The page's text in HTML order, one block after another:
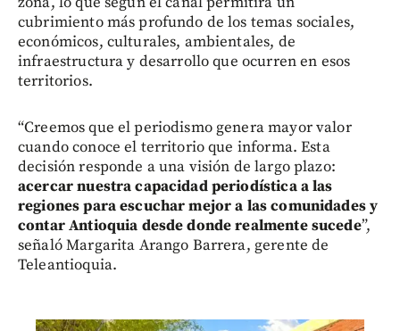
cubrimiento más profundo de los temas sociales,
económicos, culturales, ambientales, de
infraestructura y desarrollo que ocurren en esos
territorios.
“Creemos que el periodismo genera mayor valor
cuando conoce el territorio que informa. Esta
decisión responde a una visión de largo plazo:
acercar nuestra capacidad periodística a las
regiones para escuchar mejor a las comunidades y
contar Antioquia desde donde realmente sucede”,
señaló Margarita Arango Barrera, gerente de
Teleantioquia.